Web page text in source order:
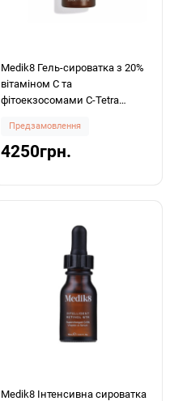
Medik8 Гель-сироватка з 20%
вітаміном С та
фітоекзосомами C-Tetra
Предзамовлення
4250грн.
Medik8 Інтенсивна сироватка